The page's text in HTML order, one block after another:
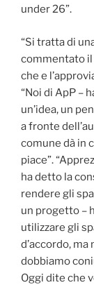
under 26”.
“Si tratta di
commentato
che e
“Noi di ApP –
un’idea, un
a fronte
comune dà in
piace”.
ha detto la
rendere gli
un progetto –
utilizzare gli
d’accordo,
dobbiamo
Oggi dite che